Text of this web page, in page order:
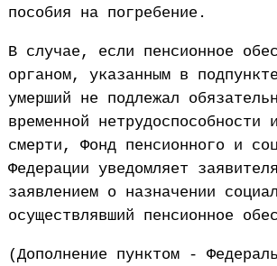
пособия на погребение.
В случае, если пенсионное
органом, указанным в
умерший не подлежал
временной
смерти, Фонд пенсионного и
Федерации уведомляет
заявлением о назначении
осуществлявший пенсионное
(Дополнение пунктом -